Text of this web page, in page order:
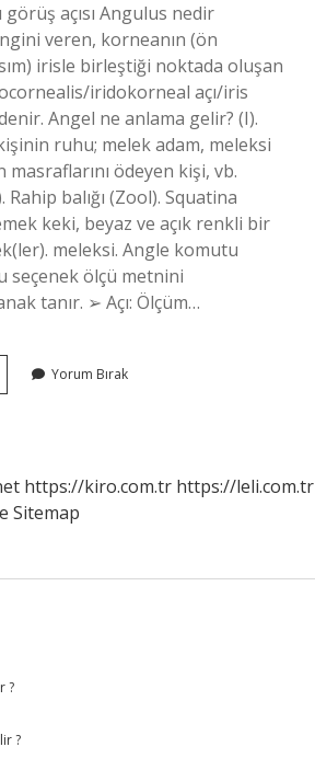
görüş açısı Angulus nedir
veren, korneanın (ön
irisle birleştiği noktada oluşan
iridokorneal açı/iris
denir. Angel ne anlama gelir? (I).
ruhu; melek adam, meleksi
ödeyen kişi, vb.
Rahip balığı (Zool). Squatina
keki, beyaz ve açık renkli bir
meleksi. Angle komutu
seçenek ölçü metnini
tanır. ➢ Açı: Ölçüm…
Yorum Bırak
https://kiro.com.tr https://leli.com.tr
Sitemap
?
?